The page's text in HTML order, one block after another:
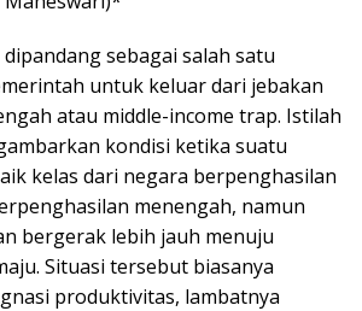
sebagai salah satu
untuk keluar dari jebakan
atau middle-income trap. Istilah
kondisi ketika suatu
kelas dari negara berpenghasilan
menengah, namun
bergerak lebih jauh menuju
Situasi tersebut biasanya
produktivitas, lambatnya